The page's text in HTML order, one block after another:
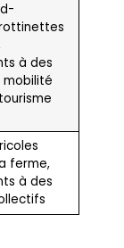
à des
mobilité
ferme,
à des